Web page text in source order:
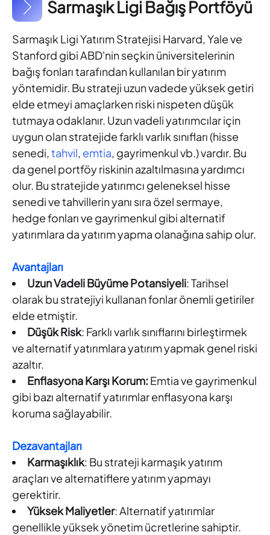
Sarmaşık Ligi Bağış Portföyü
Sarmaşık Ligi Yatırım Stratejisi Harvard, Yale ve
Stanford gibi ABD'nin seçkin üniversitelerinin
bağış fonları tarafından kullanılan bir yatırım
yöntemidir. Bu strateji uzun vadede yüksek getiri
elde etmeyi amaçlarken riski nispeten düşük
tutmaya odaklanır. Uzun vadeli yatırımcılar için
uygun olan stratejide farklı varlık sınıfları (hisse
senedi,tahvil, emtia, gayrimenkul vb.) vardır. Bu
da genel portföy riskinin azaltılmasına yardımcı
olur. Bu stratejide yatırımcı geleneksel hisse
senedi ve tahvillerin yanı sıra özel sermaye,
hedge fonları ve gayrimenkul gibi alternatif
yatırımlara da yatırım yapma olanağına sahip olur.
Avantajları
Uzun Vadeli Büyüme Potansiyeli: Tarihsel
olarak bu stratejiyi kullanan fonlar önemli getiriler
elde etmiştir.
Düşük Risk: Farklı varlık sınıflarını birleştirmek
ve alternatif yatırımlara yatırım yapmak genel riski
azaltır.
Enflasyona Karşı Korum: Emtia ve gayrimenkul
gibi bazı alternatif yatırımlar enflasyona karşı
koruma sağlayabilir.
Dezavantajları
Karmaşıklık: Bu strateji karmaşık yatırım
araçları ve alternatiflere yatırım yapmayı
gerektirir.
Yüksek Maliyetler: Alternatif yatırımlar
genellikle yüksek yönetim ücretlerine sahiptir.